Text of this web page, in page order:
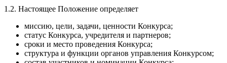
1.2. Настоящее Положение определяет
миссию, цели, задачи, ценности Конкурса;
статус Конкурса, учредителя и партнеров;
сроки и место проведения Конкурса;
структура и функции органов управления Конкурсом;